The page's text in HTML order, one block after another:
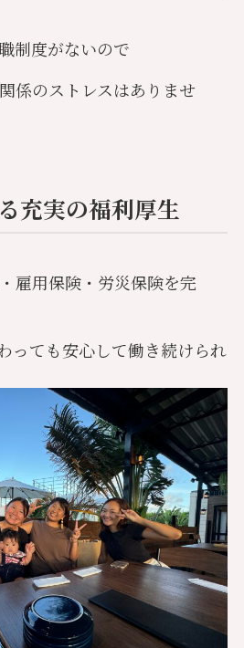
制度がないので
係のストレスはありませ
充実の福利厚生
雇用保険・労災保険を完
っても安心して働き続けられ